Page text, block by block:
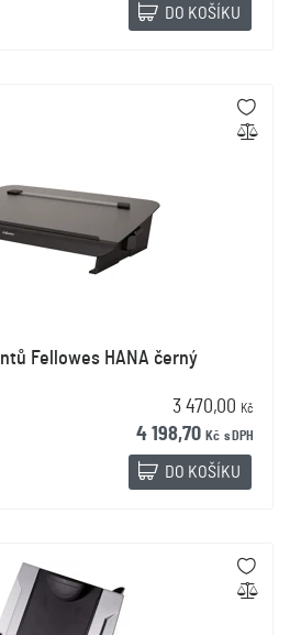
DO KOŠÍKU
Fellowes HANA černý
3 470,00 Kč
4 198,70 Kč s DPH
DO KOŠÍKU